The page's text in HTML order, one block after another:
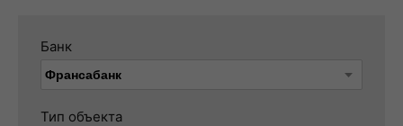
Банк
Тип объекта